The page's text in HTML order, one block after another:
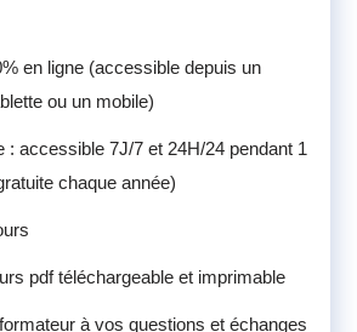
en ligne (accessible depuis un
ou un mobile)
: accessible 7J/7 et 24H/24 pendant 1
chaque année)
pdf téléchargeable et imprimable
à vos questions et échanges